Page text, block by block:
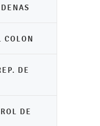
COLON
DE
DE